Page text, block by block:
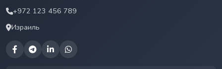
+972 123 456 789
Израиль